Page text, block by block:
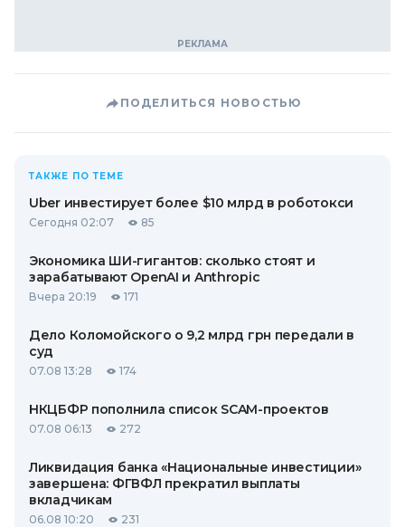
ПОДЕЛИТЬСЯ НОВОСТЬЮ
ТАКЖЕ ПО ТЕМЕ
Uber инвестирует более $10 млрд в роботокси
Сегодня 02:07 85
Экономика ШИ-гигантов: сколько стоят и
зарабатывают OpenAI и Anthropic
Вчера 20:19 171
Дело Коломойского о 9,2 млрд грн передали в
суд
07.08 13:28 174
НКЦБФР пополнила список SCAM-проектов
07.08 06:13 272
Ликвидация банка «Национальные инвестиции»
завершена: ФГВФЛ прекратил выплаты
вкладчикам
06.08 10:20 231